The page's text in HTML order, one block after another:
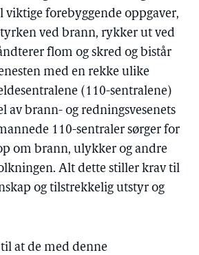
viktige forebyggende oppgaver,
ved brann, rykker ut ved
flom og skred og bistår
med en rekke ulike
(110-sentralene)
av brann- og redningsvesenets
110-sentraler sørger for
om brann, ulykker og andre
Alt dette stiller krav til
og tilstrekkelig utstyr og
at de med denne